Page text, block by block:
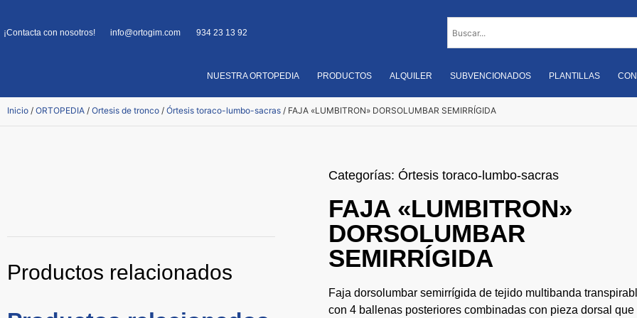
¡Contacta con nosotros! info@ortogim.com 934 23 13 92
NUESTRA ORTOPEDIA PRODUCTOS ALQUILER SUBVENCIONADOS PLANTILLAS
Inicio / ORTOPEDIA / Ortesis de tronco / Órtesis toraco-lumbo-sacras / FAJA «LUMBITRON» DORSOLUMBAR SEMIRRÍGIDA
Productos relacionados
Categorías:Órtesis toraco-lumbo-sacras
FAJA «LUMBITRON»
DORSOLUMBAR
SEMIRRÍGIDA
Faja dorsolumbar semirrígida de tejido multibanda
con 4 ballenas posteriores combinadas con pieza dorsal que